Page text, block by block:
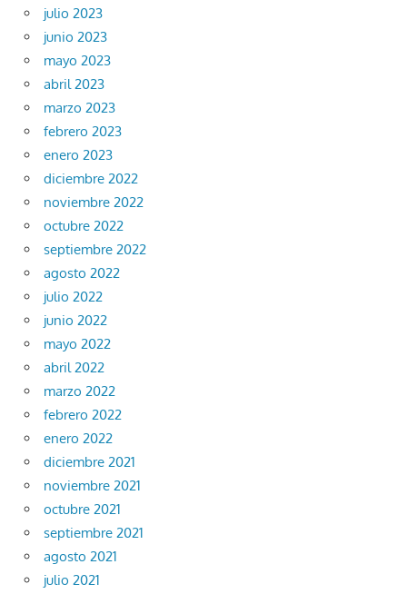
julio 2023
junio 2023
mayo 2023
abril 2023
marzo 2023
febrero 2023
enero 2023
diciembre 2022
noviembre 2022
octubre 2022
septiembre 2022
agosto 2022
julio 2022
junio 2022
mayo 2022
abril 2022
marzo 2022
febrero 2022
enero 2022
diciembre 2021
noviembre 2021
octubre 2021
septiembre 2021
agosto 2021
julio 2021